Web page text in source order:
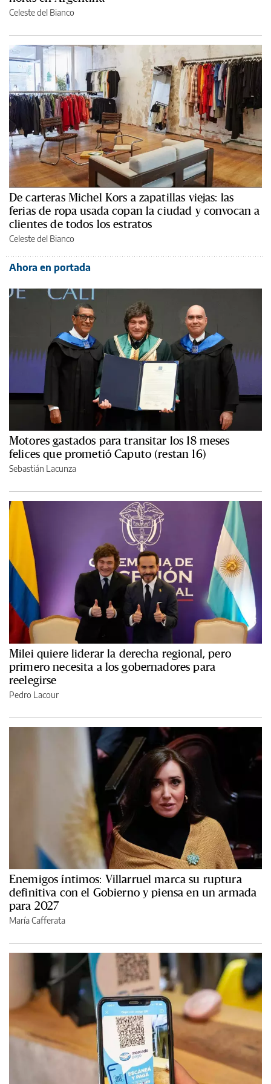
Celeste del Bianco
De carteras Michel Kors a zapatillas viejas: las
ferias de ropa usada copan la ciudad y convocan a
clientes de todos los estratos
Celeste del Bianco
Ahora en portada
Motores gastados para transitar los 18 meses
felices que prometió Caputo (restan 16)
Sebastián Lacunza
Milei quiere liderar la derecha regional, pero
primero necesita a los gobernadores para
reelegirse
Pedro Lacour
Enemigos íntimos: Villarruel marca su ruptura
definitiva con el Gobierno y piensa en un armada
para 2027
María Cafferata